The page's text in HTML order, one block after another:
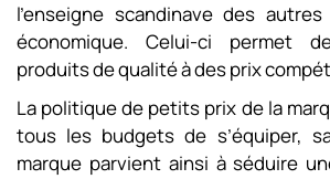
l’enseigne scandinave des
économique. Celui-ci permet
produits de qualité à des prix
La politique de petits prix de la
tous les budgets de s’équiper,
marque parvient ainsi à séduire